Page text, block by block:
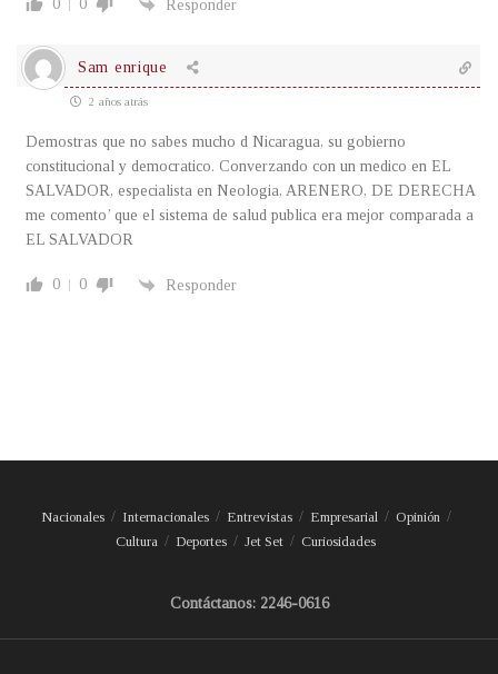
0 0 Responder
Sam enrique
2 años atrás
Demostras que no sabes mucho d Nicaragua, su gobierno
constitucional y democratico. Converzando con un medico en EL
SALVADOR, especialista en Neologia, ARENERO, DE DERECHA
me comento’ que el sistema de salud publica era mejor comparada a
EL SALVADOR
0 0 Responder
Nacionales Internacionales Entrevistas Empresarial
Opinión
Cultura
Deportes Jet Set Curiosidades
Contáctanos: 2246-0616